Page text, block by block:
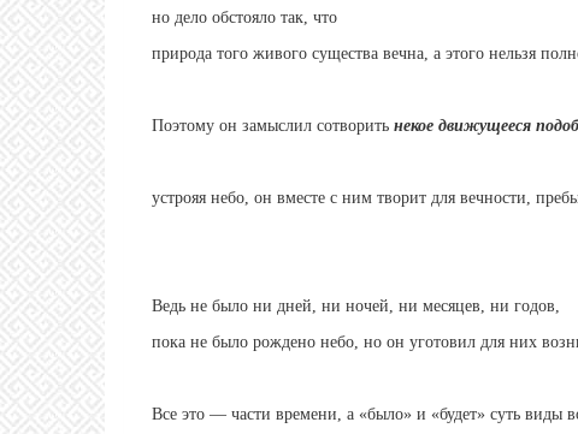
но дело обстояло так, что
природа того живого существа вечна, а этого нельзя
Поэтому он замыслил сотворить некое движущееся
устрояя небо, он вместе с ним творит для вечности,
Ведь не было ни дней, ни ночей, ни месяцев, ни годов,
пока не было рождено небо, но он уготовил для них
Все это — части времени, а «было» и «будет» суть виды